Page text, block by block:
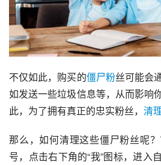
不仅如此，购买的僵尸粉丝可能会
如发送一些垃圾信息等，从而影响
此，为了拥有真正的忠实粉丝， 清
那么，如何清理这些僵尸粉丝呢
号，点击右下角的“我”图标，进入